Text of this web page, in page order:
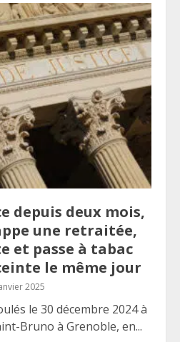
depuis deux mois,
une retraitée,
et passe à tabac
le même jour
2025
le 30 décembre 2024 à
Bruno à Grenoble, en...